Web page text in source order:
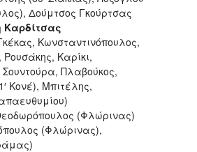
Δούμτσος Γκούρτσας
Κωνσταντινόπουλος,
Καρίκι,
Πλαβούκος,
Κονέ), Μπιτέλης,
(Φλώρινας)
(Φλώρινας),